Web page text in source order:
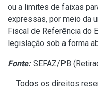
ou a limites de faixas
expressas, por meio da
Fiscal de Referência do
legislação sob a forma
Fonte:SEFAZ/PB (
Todos os direitos